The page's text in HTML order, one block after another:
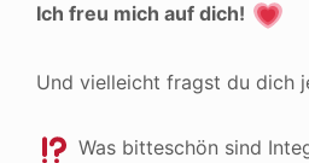
Ich freu mich auf dich!
Und vielleicht fragst du dich
Was bitteschön sind